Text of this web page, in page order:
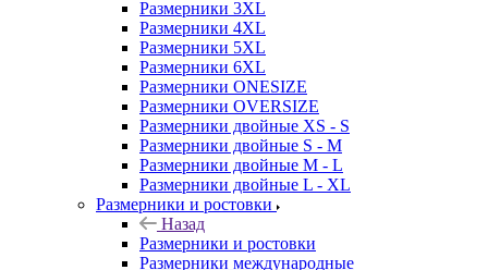
Размерники 3XL
Размерники 4XL
Размерники 5XL
Размерники 6XL
Размерники ONESIZE
Размерники OVERSIZE
Размерники двойные XS - S
Размерники двойные S - M
Размерники двойные M - L
Размерники двойные L - XL
Размерники и ростовки
Назад
Размерники и ростовки
Размерники международные